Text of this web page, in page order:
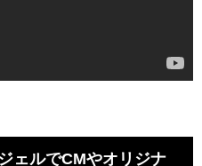
ェルでCMやオリジナ